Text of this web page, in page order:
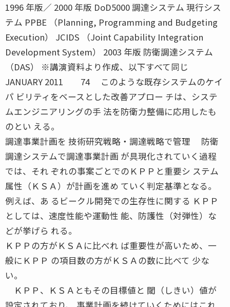
1996 年版／ 2000 年版 DoD5000 調達システム 現行シス
テム PPBE （Planning, Programming and Budgeting
Execution） JCIDS （Joint Capability Integration
Development System） 2003 年版 防衛調達システム
（DAS） ※講演資料より作成、以下すべて同じ
JANUARY 2011 74 このような既存システムのケイ
パ ビリティをベースとした改善アプロー チは、システ
ムエンジニアリングの手 法を防衛力整備に応用したも
のとい える。
調達事業計画を 技術研究戦略・調達戦略で管理 防衛
調達システムで調達事業計画 が具現化されていく過程
では、それ ぞれの事案ごとでのＫＰＰと重要シ ステム
属性（ＫＳＡ）が計画を進め ていく判定基準となる。
例えば、あ るビークル開発での生存性に関する ＫＰＰ
としては、速度性能や運動性 能、防護性（対弾性）な
どが挙げら れる。
ＫＰＰの方がＫＳＡに比べれ ば重要性が高いため、一
般にＫＰＰ の項目数の方がＫＳＡの数に比べて 少な
い。
ＫＰＰ、ＫＳＡともその目標値と 閾（しきい）値が